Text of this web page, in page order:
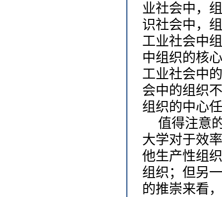
业社会中，
识社会中，
工业社会中
中组织的核
工业社会中
会中的组织
组织的中心
值得注意
大学对于效
他生产性组
组织；但另
的推崇来看